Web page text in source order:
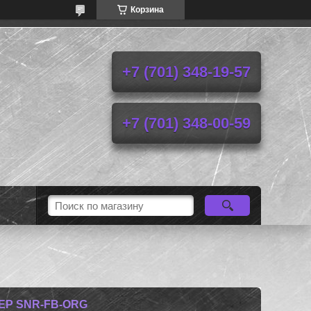
Корзина
+7 (701) 348-19-57
+7 (701) 348-00-59
SNR-FB-ORG